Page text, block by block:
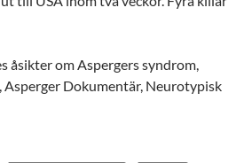
åsikter om Aspergers syndrom,
Asperger Dokumentär, Neurotypisk